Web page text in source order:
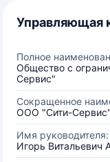
Управляющая
Полное
Общество с
Сервис"
Сокращенное
ООО "Сити-Сервис"
Имя руководителя:
Игорь Витальевич